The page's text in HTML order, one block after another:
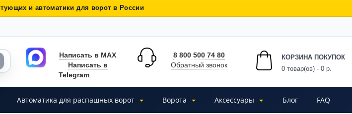
и автоматики для ворот в России
Написать в MAX
Написать в
Telegram
8 800 500 74 80
Обратный звонок
КОРЗИНА ПОКУПОК
0 товар(ов) - 0 р.
Автоматика для распашных ворот Ворота Аксессуары Блог FAQ